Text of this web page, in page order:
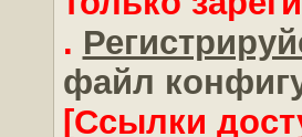
.
файл
[Ссылки